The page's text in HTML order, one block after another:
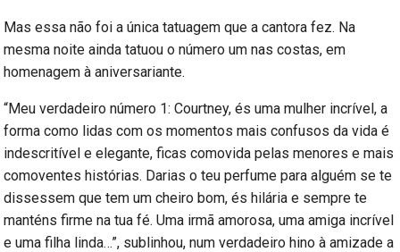
Mas essa não foi a única tatuagem que a cantora fez. Na
mesma noite ainda tatuou o número um nas costas, em
homenagem à aniversariante.
“Meu verdadeiro número 1: Courtney, és uma mulher incrível, a
forma como lidas com os momentos mais confusos da vida é
indescritível e elegante, ficas comovida pelas menores e mais
comoventes histórias. Darias o teu perfume para alguém se te
dissessem que tem um cheiro bom, és hilária e sempre te
manténs firme na tua fé. Uma irmã amorosa, uma amiga incrível
e uma filha linda…”, sublinhou, num verdadeiro hino à amizade a